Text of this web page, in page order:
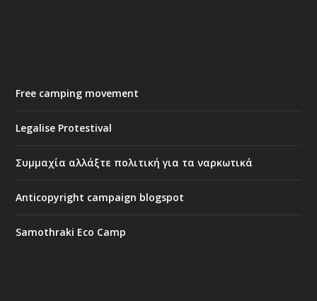
Free camping movement
Legalise Protestival
Συμμαχία αλλάξτε πολιτική για τα ναρκωτικά
Anticopyright campaign blogspot
Samothraki Eco Camp